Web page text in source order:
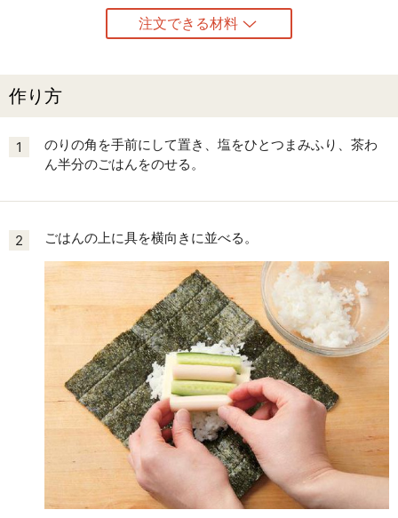
注文できる材料
作り方
1
のりの角を手前にして置き、塩をひとつまみふり、茶わ
ん半分のごはんをのせる。
2 ごはんの上に具を横向きに並べる。